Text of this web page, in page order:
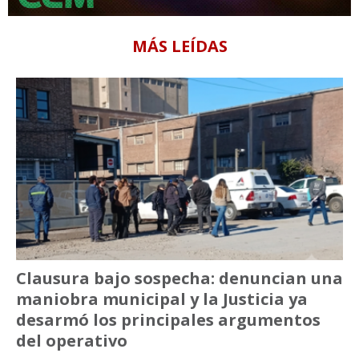
MÁS LEÍDAS
Clausura bajo sospecha: denuncian una
maniobra municipal y la Justicia ya
desarmó los principales argumentos
del operativo